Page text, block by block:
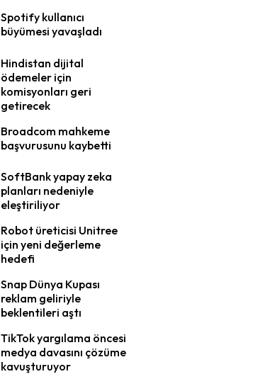
Spotify kullanıcı
büyümesi yavaşladı
Hindistan dijital
ödemeler için
komisyonları geri
getirecek
Broadcom mahkeme
başvurusunu kaybetti
SoftBank yapay zeka
planları nedeniyle
eleştiriliyor
Robot üreticisi Unitree
için yeni değerleme
hedefi
Snap Dünya Kupası
reklam geliriyle
beklentileri aştı
TikTok yargılama öncesi
medya davasını çözüme
kavuşturuyor